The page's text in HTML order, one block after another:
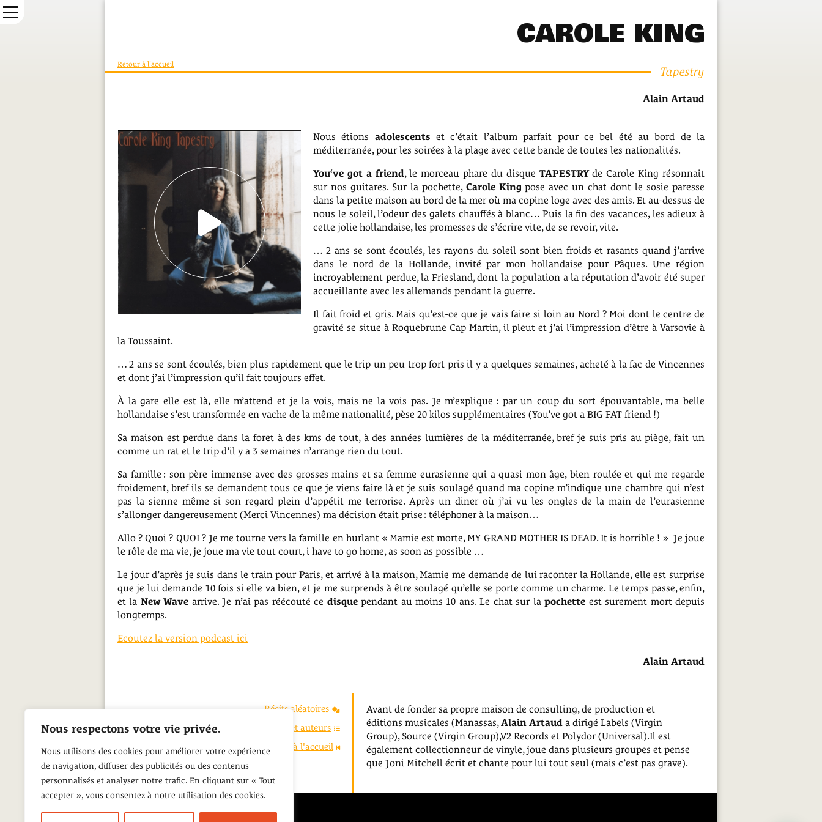
Nous respectons votre vie privée.
Nous utilisons des cookies pour améliorer votre expérience
de navigation, diffuser des publicités ou des contenus
personnalisés et analyser notre trafic. En cliquant sur « Tout
accepter », vous consentez à notre utilisation des cookies.
Retour à l'accueil
CAROLE KING
Tapestry
Alain Artaud
Nous étions adolescents et c’était l’album parfait pour ce bel été au bord de la
méditerranée, pour les soirées à la plage avec cette bande de toutes les nationalités.
You‘ve got a friend, le morceau phare du disque TAPESTRYde Carole King résonnait
sur nos guitares. Sur la pochette, Carole King pose avec un chat dont le sosie paresse
dans la petite maison au bord de la mer où ma copine loge avec des amis. Et au-dessus de
nous le soleil, l’odeur des galets chauffés à blanc… Puis la fin des vacances, les adieux à
cette jolie hollandaise, les promesses de s’écrire vite, de se revoir, vite.
… 2 ans se sont écoulés, les rayons du soleil sont bien froids et rasants quand j’arrive
dans le nord de la Hollande, invité par mon hollandaise pour Pâques. Une région
incroyablement perdue, la Friesland, dont la population a la réputation d’avoir été super
accueillante avec les allemands pendant la guerre.
Il fait froid et gris. Mais qu’est-ce que je vais faire si loin au Nord ? Moi dont le centre de
gravité se situe à Roquebrune Cap Martin, il pleut et j’ai l’impression d’être à Varsovie à
la Toussaint.
… 2 ans se sont écoulés, bien plus rapidement que le trip un peu trop fort pris il y a quelques semaines, acheté à la fac de Vincennes
et dont j’ai l’impression qu’il fait toujours effet.
À la gare elle est là, elle m’attend et je la vois, mais ne la vois pas. Je m’explique : par un coup du sort épouvantable, ma belle
hollandaise s’est transformée en vache de la même nationalité, pèse 20 kilos supplémentaires (You’ve got a BIG FAT friend !)
Sa maison est perdue dans la foret à des kms de tout, à des années lumières de la méditerranée, bref je suis pris au piège, fait un
comme un rat et le trip d’il y a 3 semaines n’arrange rien du tout.
Sa famille : son père immense avec des grosses mains et sa femme eurasienne qui a quasi mon âge, bien roulée et qui me regarde
froidement, bref ils se demandent tous ce que je viens faire là et je suis soulagé quand ma copine m’indique une chambre qui n’est
pas la sienne même si son regard plein d’appétit me terrorise. Après un diner où j’ai vu les ongles de la main de l’eurasienne
s’allonger dangereusement (Merci Vincennes) ma décision était prise : téléphoner à la maison…
Allo ? Quoi ? QUOI ? Je me tourne vers la famille en hurlant « Mamie est morte, MY GRAND MOTHER IS DEAD. It is horrible ! » Je joue
le rôle de ma vie, je joue ma vie tout court, i have to go home, as soon as possible …
Le jour d’après je suis dans le train pour Paris, et arrivé à la maison, Mamie me demande de lui raconter la Hollande, elle est surprise
que je lui demande 10 fois si elle va bien, et je me surprends à être soulagé qu’elle se porte comme un charme. Le temps passe, enfin,
et la New Wave arrive. Je n’ai pas réécouté ce disquependant au moins 10 ans. Le chat sur lapochette est surement mort depuis
longtemps.
Ecoutez la version podcast ici
Alain Artaud
Récits aléatoires
Récits par artistes et auteurs
Retour à l'accueil
Avant de fonder sa propre maison de consulting, de production et
éditions musicales (Manassas, Alain Artaud a dirigé Labels (Virgin
Group), Source (Virgin Group),V2 Records et Polydor (Universal).Il est
également collectionneur de vinyle, joue dans plusieurs groupes et pense
que Joni Mitchell écrit et chante pour lui tout seul (mais c’est pas grave).
Écoutons Nos pochettes